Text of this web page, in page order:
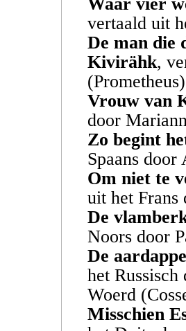
vertaald uit
De man die
Kivirähk,
(Prometheus)
Vrouw van
door
Zo begint
Spaans
Om niet te
uit het
De
Noors door
De
het
Woerd
Misschien